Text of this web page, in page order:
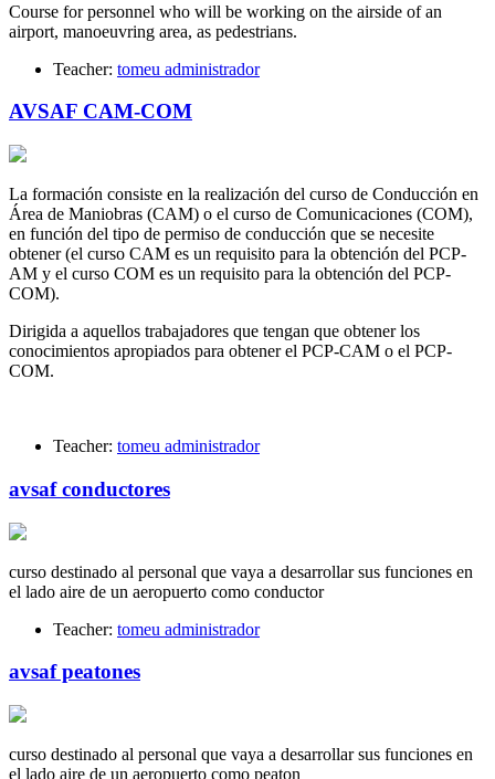
Course for personnel who will be working on the airside of an
airport, manoeuvring area, as pedestrians.
Teacher: tomeu administrador
AVSAF CAM-COM
La formación consiste en la realización del curso de Conducción en
Área de Maniobras (CAM) o el curso de Comunicaciones (COM),
en función del tipo de permiso de conducción que se necesite
obtener (el curso CAM es un requisito para la obtención del PCP-
AM y el curso COM es un requisito para la obtención del PCP-
COM).
Dirigida a aquellos trabajadores que tengan que obtener los
conocimientos apropiados para obtener el PCP-CAM o el PCP-
COM.
Teacher: tomeu administrador
avsaf conductores
curso destinado al personal que vaya a desarrollar sus funciones en
el lado aire de un aeropuerto como conductor
Teacher: tomeu administrador
avsaf peatones
curso destinado al personal que vaya a desarrollar sus funciones en
el lado aire de un aeropuerto como peaton